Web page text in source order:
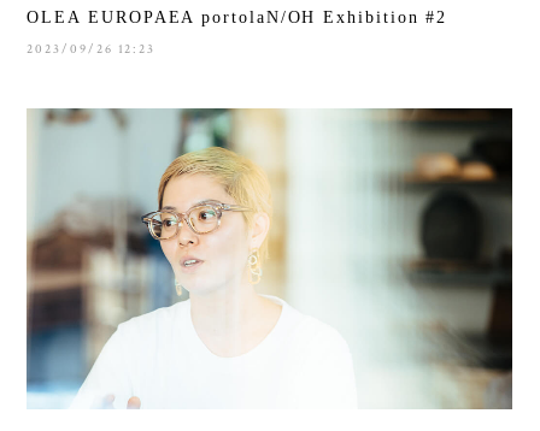
OLEA EUROPAEA portolaN/OH Exhibition #2
2023/09/26 12:23